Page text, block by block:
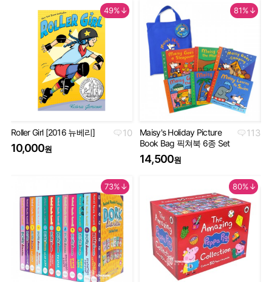
49%↓
10
Roller Girl [2016 뉴베리]
10,000원
81%↓
113
Maisy's Holiday Picture
Book Bag 픽쳐북 6종 Set
14,500원
73%↓ 80%↓